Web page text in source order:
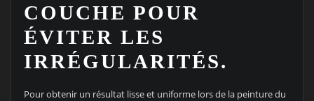
COUCHE POUR
ÉVITER LES
IRRÉGULARITÉS.
Pour obtenir un résultat lisse et uniforme lors de la peinture du